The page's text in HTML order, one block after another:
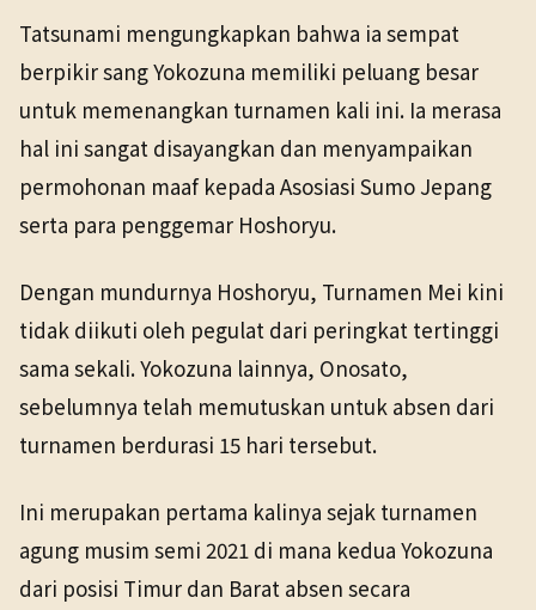
Tatsunami mengungkapkan bahwa ia sempat
berpikir sang Yokozuna memiliki peluang besar
untuk memenangkan turnamen kali ini. Ia merasa
hal ini sangat disayangkan dan menyampaikan
permohonan maaf kepada Asosiasi Sumo Jepang
serta para penggemar Hoshoryu.
Dengan mundurnya Hoshoryu, Turnamen Mei kini
tidak diikuti oleh pegulat dari peringkat tertinggi
sama sekali. Yokozuna lainnya, Onosato,
sebelumnya telah memutuskan untuk absen dari
turnamen berdurasi 15 hari tersebut.
Ini merupakan pertama kalinya sejak turnamen
agung musim semi 2021 di mana kedua Yokozuna
dari posisi Timur dan Barat absen secara